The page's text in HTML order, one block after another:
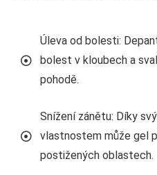
Úleva od bolesti:
bolest v kloubech a
pohodě.
Snížení zánětu: Díky
vlastnostem může gel
postižených oblastech.